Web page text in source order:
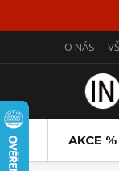
O NÁS
AKCE %